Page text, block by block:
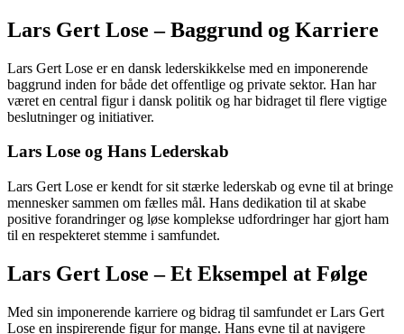
Lars Gert Lose – Baggrund og Karriere
Lars Gert Lose er en dansk lederskikkelse med en imponerende
baggrund inden for både det offentlige og private sektor. Han har
været en central figur i dansk politik og har bidraget til flere vigtige
beslutninger og initiativer.
Lars Lose og Hans Lederskab
Lars Gert Lose er kendt for sit stærke lederskab og evne til at bringe
mennesker sammen om fælles mål. Hans dedikation til at skabe
positive forandringer og løse komplekse udfordringer har gjort ham
til en respekteret stemme i samfundet.
Lars Gert Lose – Et Eksempel at Følge
Med sin imponerende karriere og bidrag til samfundet er Lars Gert
Lose en inspirerende figur for mange. Hans evne til at navigere